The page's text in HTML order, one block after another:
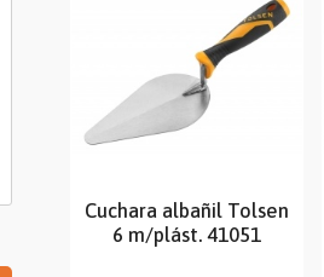
Cuchara albañil Tolsen
6 m/plást. 41051